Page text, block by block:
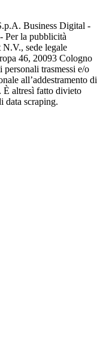
Business Digital -
Per la pubblicità
sede legale
46, 20093 Cologno
trasmessi e/o
all’addestramento di
È altresì fatto divieto
data scraping.